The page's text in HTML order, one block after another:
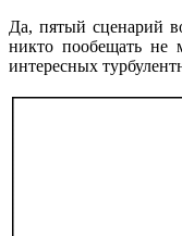
Да, пятый сценарий
никто пообещать не
интересных